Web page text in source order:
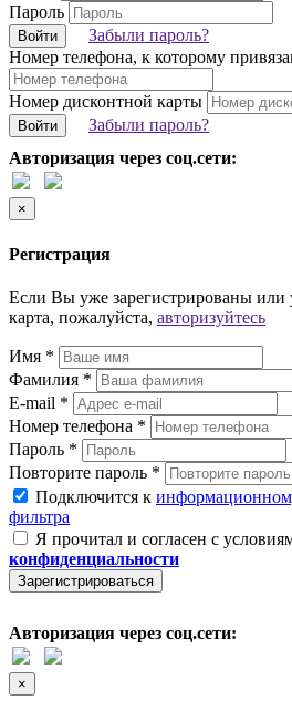
Пароль
Войти
Забыли пароль?
Номер телефона, к которому
Номер дисконтной карты
Войти
Забыли пароль?
Авторизация через соц.сети:
×
Регистрация
Если Вы уже зарегистрированы или
карта, пожалуйста, авторизуйтесь
Имя *
Фамилия *
E-mail *
Номер телефона *
Пароль *
Повторите пароль *
Подключится к
фильтра
Я прочитал и согласен с
конфиденциальности
Зарегистрироваться
Авторизация через соц.сети:
×